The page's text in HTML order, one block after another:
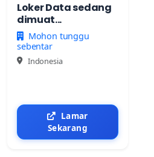
Loker Data sedang
dimuat...
Mohon tunggu
sebentar
Indonesia
Lamar
Sekarang